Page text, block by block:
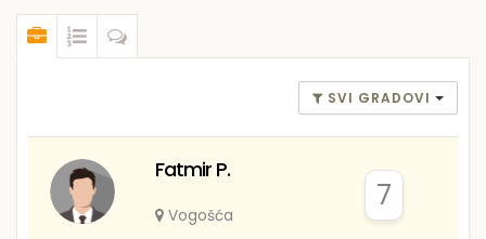
SVI GRADOVI
Fatmir P.
Vogošća
7